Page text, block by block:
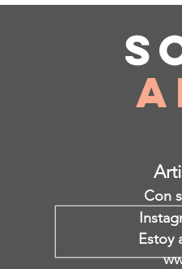
Con
Estoy